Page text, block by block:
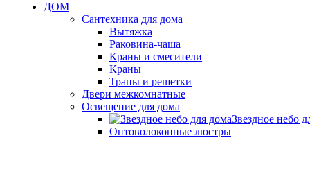
ДОМ
Сантехника для дома
Вытяжка
Раковина-чаша
Краны и смесители
Краны
Трапы и решетки
Двери межкомнатные
Освещение для дома
Звездное небо
Оптоволоконные люстры